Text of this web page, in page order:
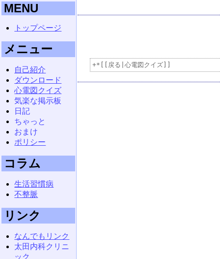
MENU
トップページ
メニュー
自己紹介
ダウンロード
心電図クイズ
気楽な掲示板
日記
ちゃっと
おまけ
ポリシー
コラム
生活習慣病
不整脈
リンク
なんでもリンク
太田内科クリニ
ック